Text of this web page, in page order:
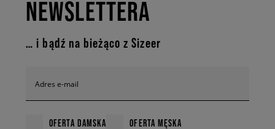
NEWSLETTERA
… i bądź na bieżąco z Sizeer
Adres e-mail
OFERTA DAMSKA OFERTA MĘSKA